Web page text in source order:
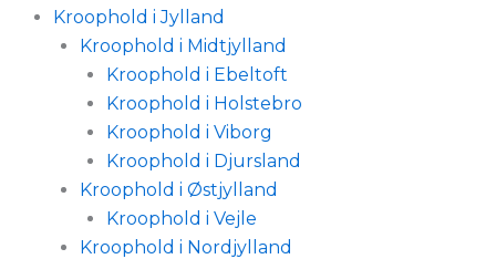
Kroophold i Jylland
Kroophold i Midtjylland
Kroophold i Ebeltoft
Kroophold i Holstebro
Kroophold i Viborg
Kroophold i Djursland
Kroophold i Østjylland
Kroophold i Vejle
Kroophold i Nordjylland